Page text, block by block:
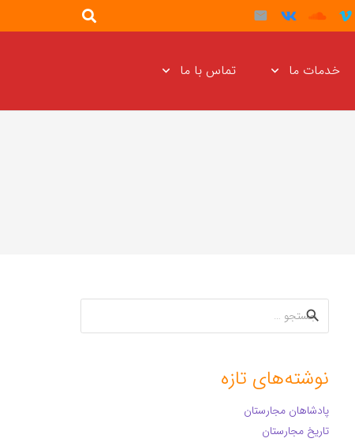
خدمات ما تماس با ما
جستجو
برای:
نوشته‌های تازه
پادشاهان مجارستان
تاریخ مجارستان